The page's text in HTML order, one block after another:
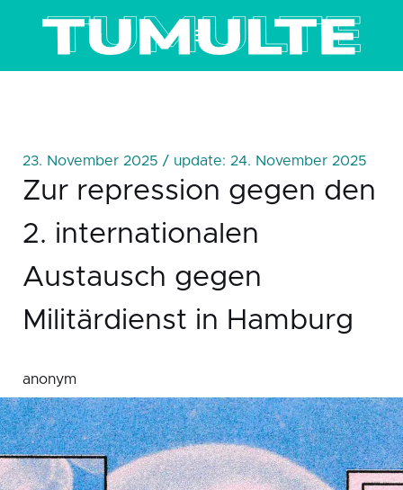
≡
23. November 2025 / update: 24. November 2025
Zur repression gegen den
2. internationalen
Austausch gegen
Militärdienst in Hamburg
anonym